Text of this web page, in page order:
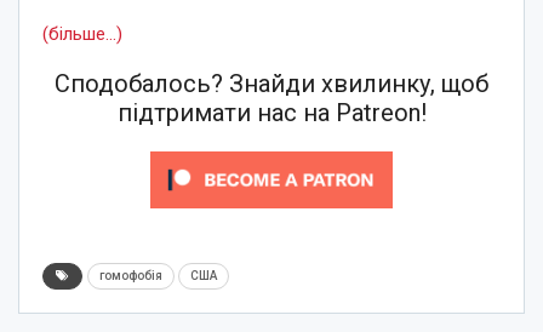
(більше…)
Сподобалось? Знайди хвилинку, щоб
підтримати нас на Patreon!
гомофобія США